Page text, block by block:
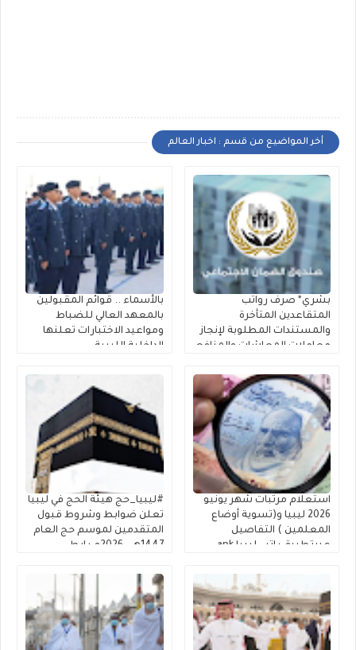
أخر المواضيع من قسم : اخبار العالم
بشري* صرف رواتب
المتقاعدين المتأخرة
والمستندات المطلوبة لإنجاز
معاملات المعاشات والمنافع
بالأسماء .. قوائم المقبولين
بالمعهد العالي للضباط
ومواعيد الاختبارات تعلنها
الداخلية الليبية
استعلام مرتبات شهر يونيو
2026 ليبيا و(تسوية أوضاع
المعلمين ) التفاصيل
عبرتطبيق راتبي ليبيا apk
#ليبيا_حج هيئة الحج في ليبيا
تعلن ضوابط وشروط قبول
المتقدمين لموسم حج العام
1447هـ – 2026م رابط